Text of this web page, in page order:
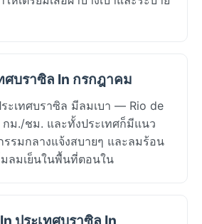
ศบราซิล In กรกฎาคม
ะเทศบราซิล มีลมเบา — Rio de
กม./ชม. และทั้งประเทศก็มีแนว
รมกลางแจ้งสบายๆ และลมร้อน
ลมเย็นในพื้นที่ตอนใน
ประเทศบราซิล In